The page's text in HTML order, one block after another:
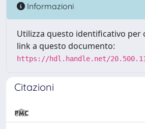
Informazioni
Utilizza questo identificativo per
link a questo documento:
https://hdl.handle.net/
Citazioni